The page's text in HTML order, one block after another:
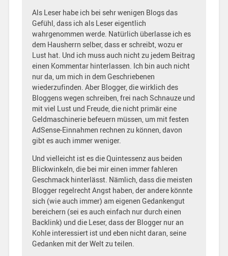
Als Leser habe ich bei sehr wenigen Blogs das
Gefühl, dass ich als Leser eigentlich
wahrgenommen werde. Natürlich überlasse ich es
dem Hausherrn selber, dass er schreibt, wozu er
Lust hat. Und ich muss auch nicht zu jedem Beitrag
einen Kommentar hinterlassen. Ich bin auch nicht
nur da, um mich in dem Geschriebenen
wiederzufinden. Aber Blogger, die wirklich des
Bloggens wegen schreiben, frei nach Schnauze und
mit viel Lust und Freude, die nicht primär eine
Geldmaschinerie befeuern müssen, um mit festen
AdSense-Einnahmen rechnen zu können, davon
gibt es auch immer weniger.
Und vielleicht ist es die Quintessenz aus beiden
Blickwinkeln, die bei mir einen immer fahleren
Geschmack hinterlässt. Nämlich, dass die meisten
Blogger regelrecht Angst haben, der andere könnte
sich (wie auch immer) am eigenen Gedankengut
bereichern (sei es auch einfach nur durch einen
Backlink) und die Leser, dass der Blogger nur an
Kohle interessiert ist und eben nicht daran, seine
Gedanken mit der Welt zu teilen.